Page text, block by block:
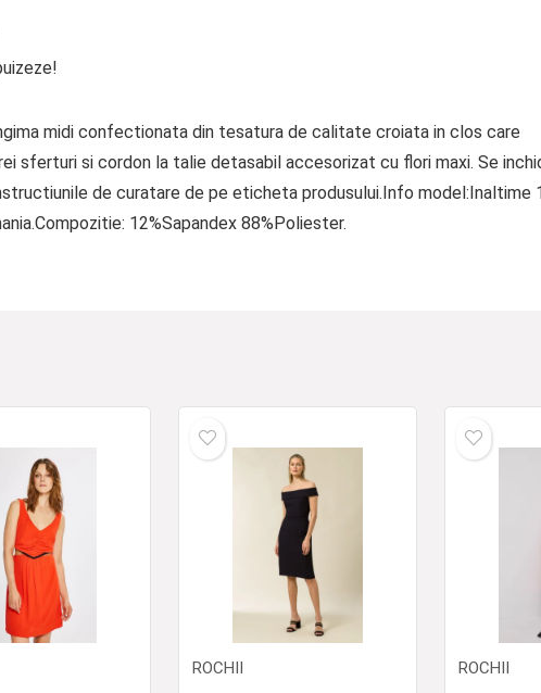
midi confectionata din tesatura de calitate croiata in clos care
sferturi si cordon la talie detasabil accesorizat cu flori maxi. Se
de curatare de pe eticheta produsului.Info model:Inaltime
12%Sapandex 88%Poliester.
ROCHII ROCHII